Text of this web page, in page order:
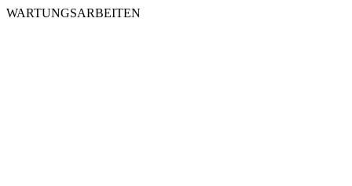
WARTUNGSARBEITEN